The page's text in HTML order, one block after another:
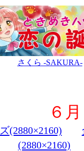
さくら -SAKURA-
６
(2880×2160)
(2880×2160)